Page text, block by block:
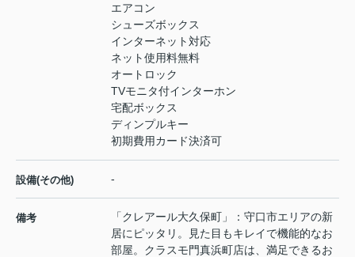
エアコン
シューズボックス
インターネット対応
ネット使用料無料
オートロック
TVモニタ付インターホン
宅配ボックス
ディンプルキー
初期費用カード決済可
設備(その他) -
備考
「クレアール大久保町」：守口市エリアの新
居にピッタリ。見た目もキレイで機能的なお
部屋。クラスモ門真浜町店は、満足できるお